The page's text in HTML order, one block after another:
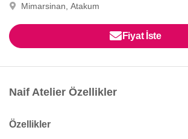
Mimarsinan, Atakum
Fiyat İste
Naif Atelier Özellikler
Özellikler